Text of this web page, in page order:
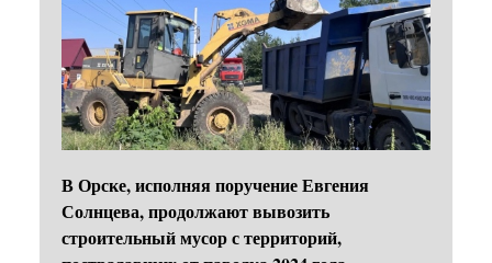
В Орске, исполняя поручение Евгения
Солнцева, продолжают вывозить
строительный мусор с территорий,